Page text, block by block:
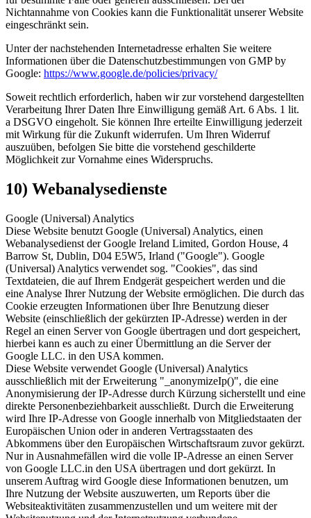
Nichtannahme von Cookies kann die Funktionalität unserer Website
eingeschränkt sein.
Unter der nachstehenden Internetadresse erhalten Sie weitere
Informationen über die Datenschutzbestimmungen von GMP by
Google: https://www.google.de/policies/privacy/
Soweit rechtlich erforderlich, haben wir zur vorstehend dargestellten
Verarbeitung Ihrer Daten Ihre Einwilligung gemäß Art. 6 Abs. 1 lit.
a DSGVO eingeholt. Sie können Ihre erteilte Einwilligung jederzeit
mit Wirkung für die Zukunft widerrufen. Um Ihren Widerruf
auszuüben, befolgen Sie bitte die vorstehend geschilderte
Möglichkeit zur Vornahme eines Widerspruchs.
10) Webanalysedienste
Google (Universal) Analytics
Diese Website benutzt Google (Universal) Analytics, einen
Webanalysedienst der Google Ireland Limited, Gordon House, 4
Barrow St, Dublin, D04 E5W5, Irland ("Google"). Google
(Universal) Analytics verwendet sog. "Cookies", das sind
Textdateien, die auf Ihrem Endgerät gespeichert werden und die
eine Analyse Ihrer Nutzung der Website ermöglichen. Die durch das
Cookie erzeugten Informationen über Ihre Benutzung dieser
Website (einschließlich der gekürzten IP-Adresse) werden in der
Regel an einen Server von Google übertragen und dort gespeichert,
hierbei kann es auch zu einer Übermittlung an die Server der
Google LLC. in den USA kommen.
Diese Website verwendet Google (Universal) Analytics
ausschließlich mit der Erweiterung "_anonymizeIp()", die eine
Anonymisierung der IP-Adresse durch Kürzung sicherstellt und eine
direkte Personenbeziehbarkeit ausschließt. Durch die Erweiterung
wird Ihre IP-Adresse von Google innerhalb von Mitgliedstaaten der
Europäischen Union oder in anderen Vertragsstaaten des
Abkommens über den Europäischen Wirtschaftsraum zuvor gekürzt.
Nur in Ausnahmefällen wird die volle IP-Adresse an einen Server
von Google LLC.in den USA übertragen und dort gekürzt. In
unserem Auftrag wird Google diese Informationen benutzen, um
Ihre Nutzung der Website auszuwerten, um Reports über die
Websiteaktivitäten zusammenzustellen und um weitere mit der